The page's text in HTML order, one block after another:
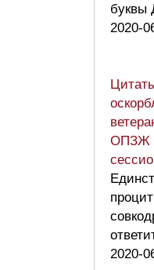
2020-
ОПЗЖ
2020-